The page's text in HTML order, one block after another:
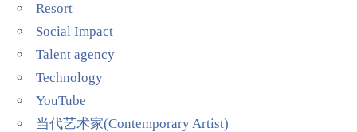
Resort
Social Impact
Talent agency
Technology
YouTube
当代艺术家(Contemporary Artist)